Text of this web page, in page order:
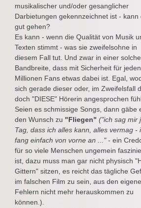
musikalischer und/oder gesanglicher
Darbietungen gekennzeichnet ist - kann
gut gehen?
Es kann - wenn die Qualität von Musik
Texten stimmt - was sie zweifelsohne in
diesem Fall tut. Und zwar in einer
Bandbreite, dass mit Sicherheit für
Millionen Fans etwas dabei ist. Egal,
sich gerade dieser oder, im Zweifelsfall
doch "DIESE" Hörerin angesprochen
Seien es schmissige Songs, dann gäbe
den Wunsch zu "Fliegen" ("ich sag mir
Tag, dass ich alles kann, alles vermag -
fang einfach von vorne an ..."- ein
für so viele Menschen ungemein
ist, dazu muss man gar nicht physisch
Gittern" sitzen, es reicht das tägliche
im falschen Film zu sein, aus den
Fehlern nicht mehr herauskommen zu
können.).